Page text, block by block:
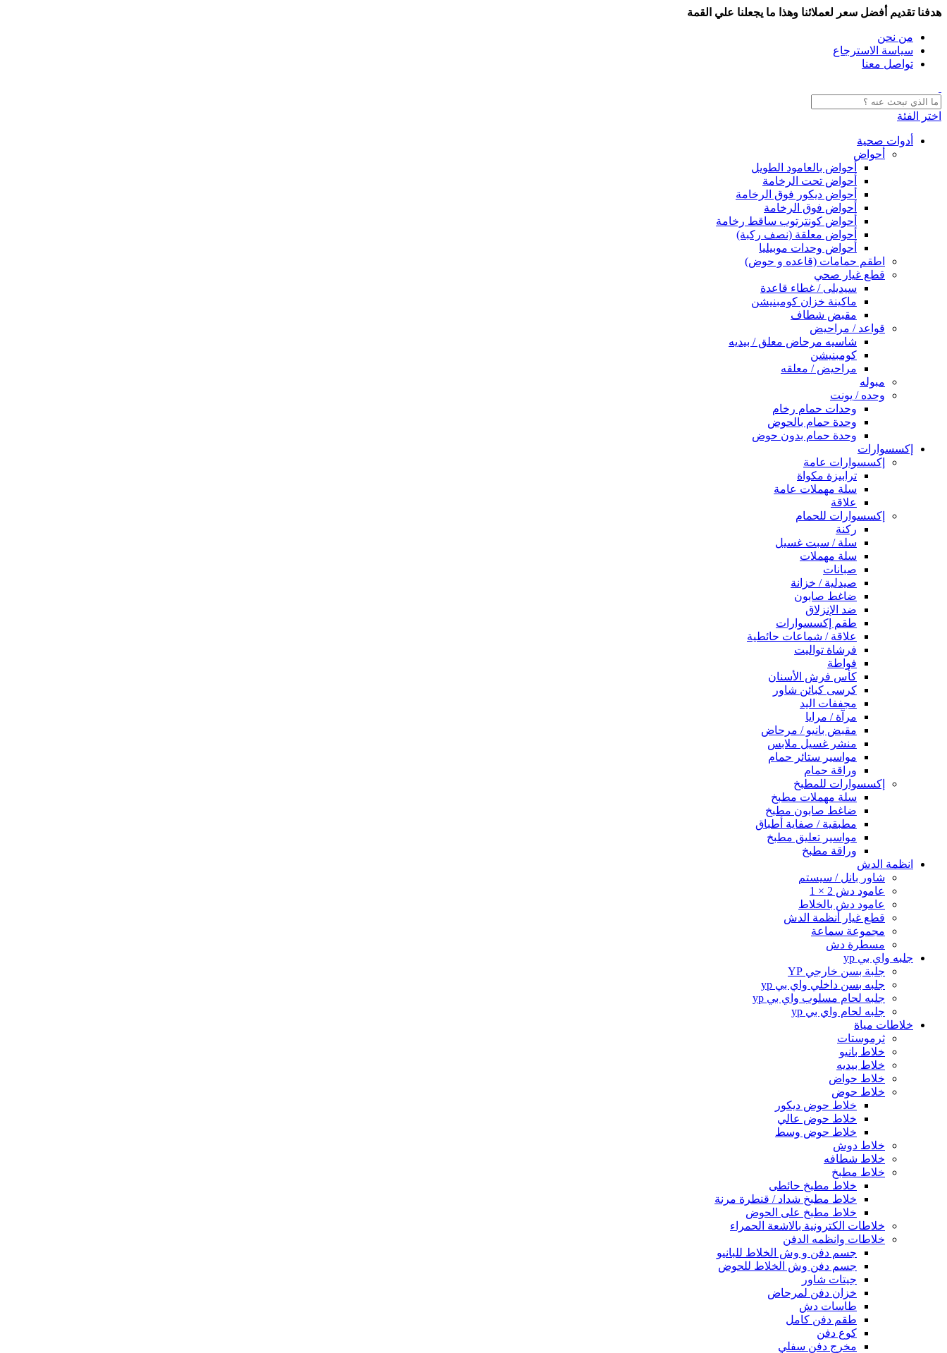
هدفنا تقديم أفضل سعر لعملائنا وهذا ما يجعلنا علي القمة
من نحن
سياسة الاسترجاع
تواصل معنا
اختر الفئة
أدوات صحية
أحواض
أحواض بالعامود الطويل
أحواض تحت الرخامة
أحواض ديكور فوق الرخامة
أحواض فوق الرخامة
أحواض كونترتوب ساقط رخامة
أحواض معلقة (نصف ركبة)
أحواض وحدات موبيليا
اطقم حمامات (قاعده و حوض)
قطع غيار صحي
سيديلى / غطاء قاعدة
ماكينة خزان كومبنيشن
مقبض شطاف
قواعد / مراحيض
شاسيه مرحاض معلق / بيديه
كومبنيشن
مراحيض / معلقه
مبوله
وحده / يونت
وحدات حمام رخام
وحدة حمام بالحوض
وحدة حمام بدون حوض
إكسسوارات
إكسسوارات عامة
ترابيزة مكواة
سلة مهملات عامة
علاقة
إكسسوارات للحمام
ركنة
سلة / سبت غسيل
سلة مهملات
صبانات
صيدلية / خزانة
ضاغط صابون
ضد الإنزلاق
طقم إكسسوارات
علاقة / شماعات حائطية
فرشاة تواليت
فواطة
كأس فرش الأسنان
كرسى كبائن شاور
مجففات اليد
مرآة / مرايا
مقبض بانيو / مرحاض
منشر غسيل ملابس
مواسير ستائر حمام
وراقة حمام
إكسسوارات للمطبخ
سلة مهملات مطبخ
ضاغط صابون مطبخ
مطبقية / صفاية أطباق
مواسير تعليق مطبخ
وراقة مطبخ
انظمة الدش
شاور بانل / سيستم
عامود دش 2 × 1
عامود دش بالخلاط
قطع غيار أنظمة الدش
مجموعة سماعة
مسطرة دش
جلبه واي بي yp
جلبة بسن خارجي YP
جلبه بسن داخلي واي بي yp
جلبه لحام مسلوب واي بي yp
جلبه لحام واي بي yp
خلاطات مياة
ثرموستات
خلاط بانيو
خلاط بيديه
خلاط حواض
خلاط حوض
خلاط حوض ديكور
خلاط حوض عالي
خلاط حوض وسط
خلاط دوش
خلاط شطافه
خلاط مطبخ
خلاط مطبخ حائطى
خلاط مطبخ شداد / قنطرة مرنة
خلاط مطبخ على الحوض
خلاطات الكترونية بالاشعة الحمراء
خلاطات وانظمه الدفن
جسم دفن و وش الخلاط للبانيو
جسم دفن وش الخلاط للحوض
جيتات شاور
خزان دفن لمرحاض
طاسات دش
طقم دفن كامل
كوع دفن
مخرج دفن سفلي